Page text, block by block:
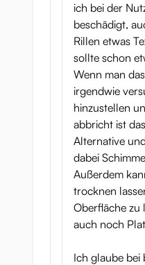
ich bei der
beschädigt,
Rillen etwas
sollte schon
Wenn man
irgendwie
hinzustellen
abbricht ist
Alternative
dabei
Außerdem
trocknen
Oberfläche zu
auch noch
Ich glaube bei